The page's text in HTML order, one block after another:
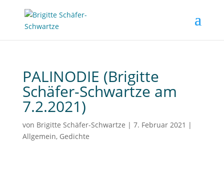
PALINODIE (Brigitte
Schäfer-Schwartze am
7.2.2021)
von Brigitte Schäfer-Schwartze | 7. Februar 2021 |
Allgemein, Gedichte